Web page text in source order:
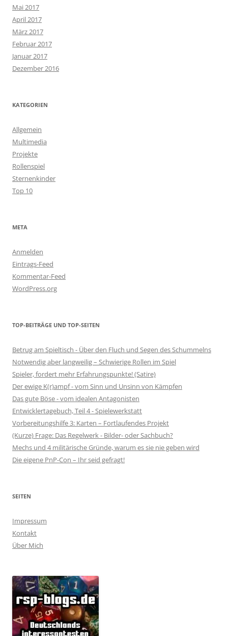
Mai 2017
April 2017
März 2017
Februar 2017
Januar 2017
Dezember 2016
KATEGORIEN
Allgemein
Multimedia
Projekte
Rollenspiel
Sternenkinder
Top 10
META
Anmelden
Eintrags-Feed
Kommentar-Feed
WordPress.org
TOP-BEITRÄGE UND TOP-SEITEN
Betrug am Spieltisch - Über den Fluch und Segen des Schummelns
Notwendig aber langweilig – Schwierige Rollen im Spiel
Spieler, fordert mehr Erfahrungspunkte! (Satire)
Der ewige K(r)ampf - vom Sinn und Unsinn von Kämpfen
Das gute Böse - vom idealen Antagonisten
Entwicklertagebuch, Teil 4 - Spielewerkstatt
Vorbereitungshilfe 3: Karten – Fortlaufendes Projekt
(Kurze) Frage: Das Regelwerk - Bilder- oder Sachbuch?
Mechs und 4 militärische Gründe, warum es sie nie geben wird
Die eigene PnP-Con – Ihr seid gefragt!
SEITEN
Impressum
Kontakt
Über Mich